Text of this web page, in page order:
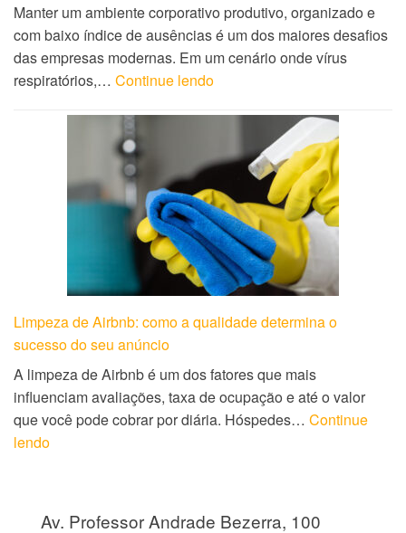
Manter um ambiente corporativo produtivo, organizado e
com baixo índice de ausências é um dos maiores desafios
das empresas modernas. Em um cenário onde vírus
respiratórios,… Continue lendo
Limpeza de Airbnb: como a qualidade determina o
sucesso do seu anúncio
A limpeza de Airbnb é um dos fatores que mais
influenciam avaliações, taxa de ocupação e até o valor
que você pode cobrar por diária. Hóspedes… Continue
lendo
Av. Professor Andrade Bezerra, 100